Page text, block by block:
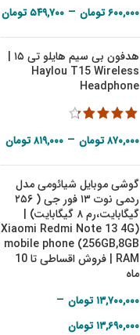
۶۰۰,۰۰۰تومان – ۵۴۹,۷۰۰تومان
هدفون بی سیم هایلو تی ۱۵ |
Haylou T15 Wireless
Headphone
۸۷۰,۰۰۰تومان – ۸۱۹,۰۰۰تومان
گوشی موبایل شیائومی مدل
ردمی نوت ۱۳ فور جی ( ۲۵۶
گیگابایت،‌رم ۸ گیگابایت) |
(Xiaomi Redmi Note 13 4G
mobile phone (256GB,8GB
RAM | فروش اقساطی تا 10
ماه
۱۳,۷۰۰,۰۰۰تومان –
۱۳,۶۹۰,۰۰۰تومان